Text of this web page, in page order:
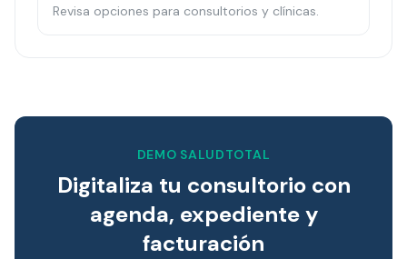
Revisa opciones para consultorios y clínicas.
DEMO SALUDTOTAL
Digitaliza tu consultorio con
agenda, expediente y
facturación